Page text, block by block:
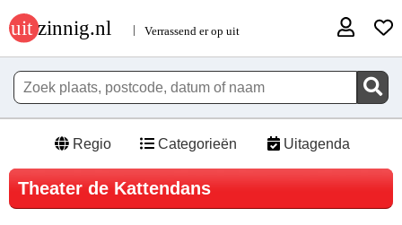
Regio Categorieën Uitagenda
Theater de Kattendans